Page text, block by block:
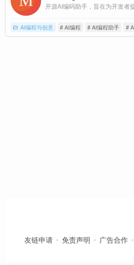
AI编程与创意 # AI编程 # AI编程助手 #
友链申请 免责声明 广告合作